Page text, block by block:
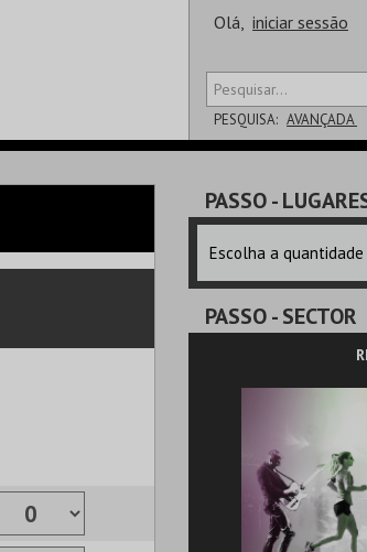
Olá, iniciar sessão
PESQUISA: AVANÇADA
SALA
PASSO-
Escolha a
PASSO- SECTOR